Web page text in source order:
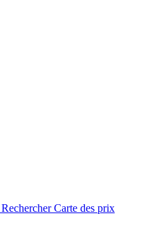
Rechercher Carte des prix